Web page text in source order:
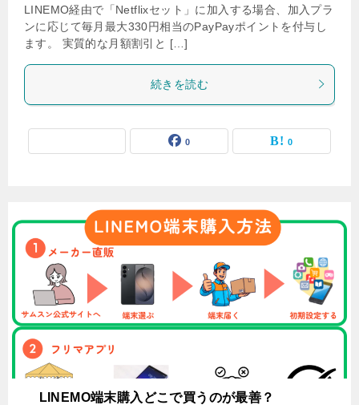
LINEMO経由で「Netflixセット」に加入する場合、加入プラ
ンに応じて毎月最大330円相当のPayPayポイントを付与し
ます。 実質的な月額割引と […]
続きを読む
0 0
LINEMO端末購入どこで買うのが最善？